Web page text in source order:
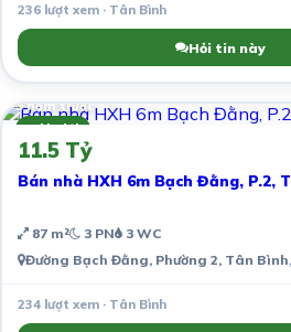
236 lượt xem · Tân Bình
Hỏi tin này
Môi giới
5 năm trước
11.5 Tỷ
Bán nhà HXH 6m Bạch Đằng, P.2,
87 m² 3 PN 3 WC
Đường Bạch Đằng, Phường 2, Tân
234 lượt xem · Tân Bình